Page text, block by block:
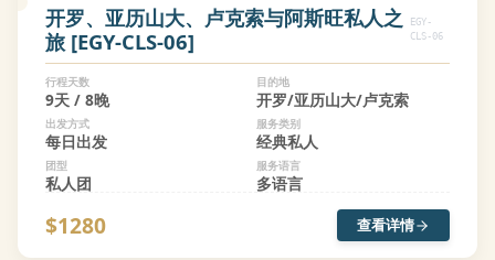
开罗、亚历山大、卢克索与阿斯旺私人之
旅 [EGY-CLS-06]
EGY-
CLS-06
行程天数
9天 / 8晚
目的地
开罗/亚历山大/卢克索
出发方式
每日出发
服务类别
经典私人
团型
私人团
服务语言
多语言
$1280 查看详情